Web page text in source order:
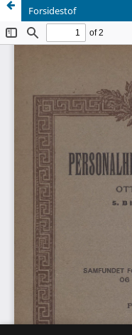
Forsidestof